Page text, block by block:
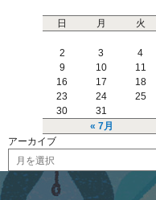
日
月 火
« 7月
2
3 4
9
10 11
16
17 18
23
24 25
30
31
アーカイブ
ー